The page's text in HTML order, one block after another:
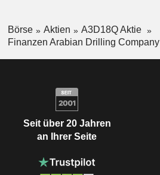
Börse Aktien
A3D18Q Aktie
Finanzen Arabian Drilling Company
Seit über 20 Jahren
an Ihrer Seite